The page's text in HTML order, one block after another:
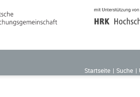
Startseite
Suche